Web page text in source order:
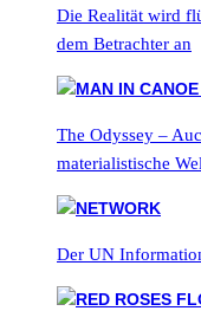
Die Realität wird
dem Betrachter an
The Odyssey –
materialistische
Der UN